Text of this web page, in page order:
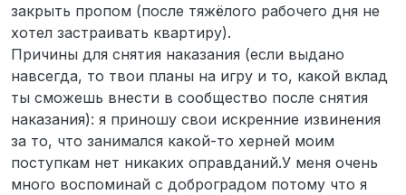
закрыть пропом (после тяжёлого рабочего дня не
хотел застраивать квартиру).
Причины для снятия наказания (если выдано
навсегда, то твои планы на игру и то, какой вклад
ты сможешь внести в сообщество после снятия
наказания): я приношу свои искренние извинения
за то, что занимался какой-то херней моим
поступкам нет никаких оправданий.У меня очень
много воспоминай с доброградом потому что я